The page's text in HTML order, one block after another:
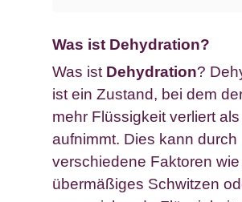
Was ist Dehydration?
Was ist Dehydration?
ist ein Zustand, bei dem
mehr Flüssigkeit verliert
aufnimmt. Dies kann durch
verschiedene Faktoren wie
übermäßiges Schwitzen